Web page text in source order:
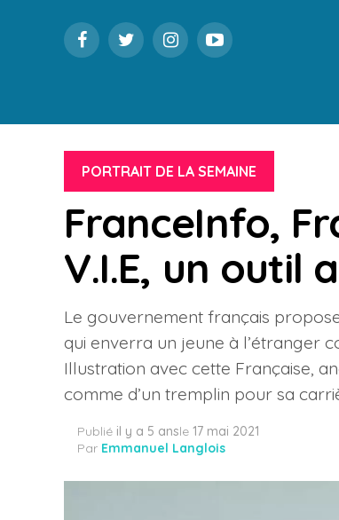
PORTRAIT DE LA SEMAINE
FranceInfo,
V.I.E, un outil
Le gouvernement français
qui enverra un jeune à l’étranger
Illustration avec cette Française,
comme d’un tremplin pour sa
Publié il y a 5 ansle 17 mai 2021
Par Emmanuel Langlois